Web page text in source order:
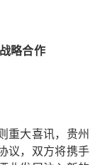
略合作
大喜讯，贵州
议，双方将携手